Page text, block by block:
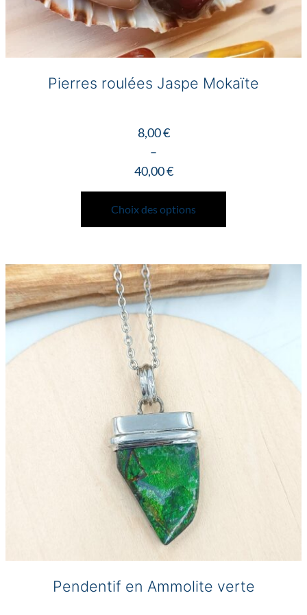
Pierres roulées Jaspe Mokaïte
8,00€
–
40,00€
Plage
de
prix :
à
40,00 €
Choix des options
Ce
a
variations.
Les
être
choisies
Pendentif en Ammolite verte